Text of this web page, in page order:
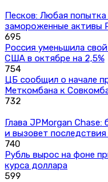
Песков: Любая
замороженные активы
695
Россия уменьшила
США в октябре на 2,5%
754
ЦБ сообщил о начале
Меткомбана к
732
Глава JPMorgan
и вызовет
740
Рубль вырос на фоне
курса доллара
599